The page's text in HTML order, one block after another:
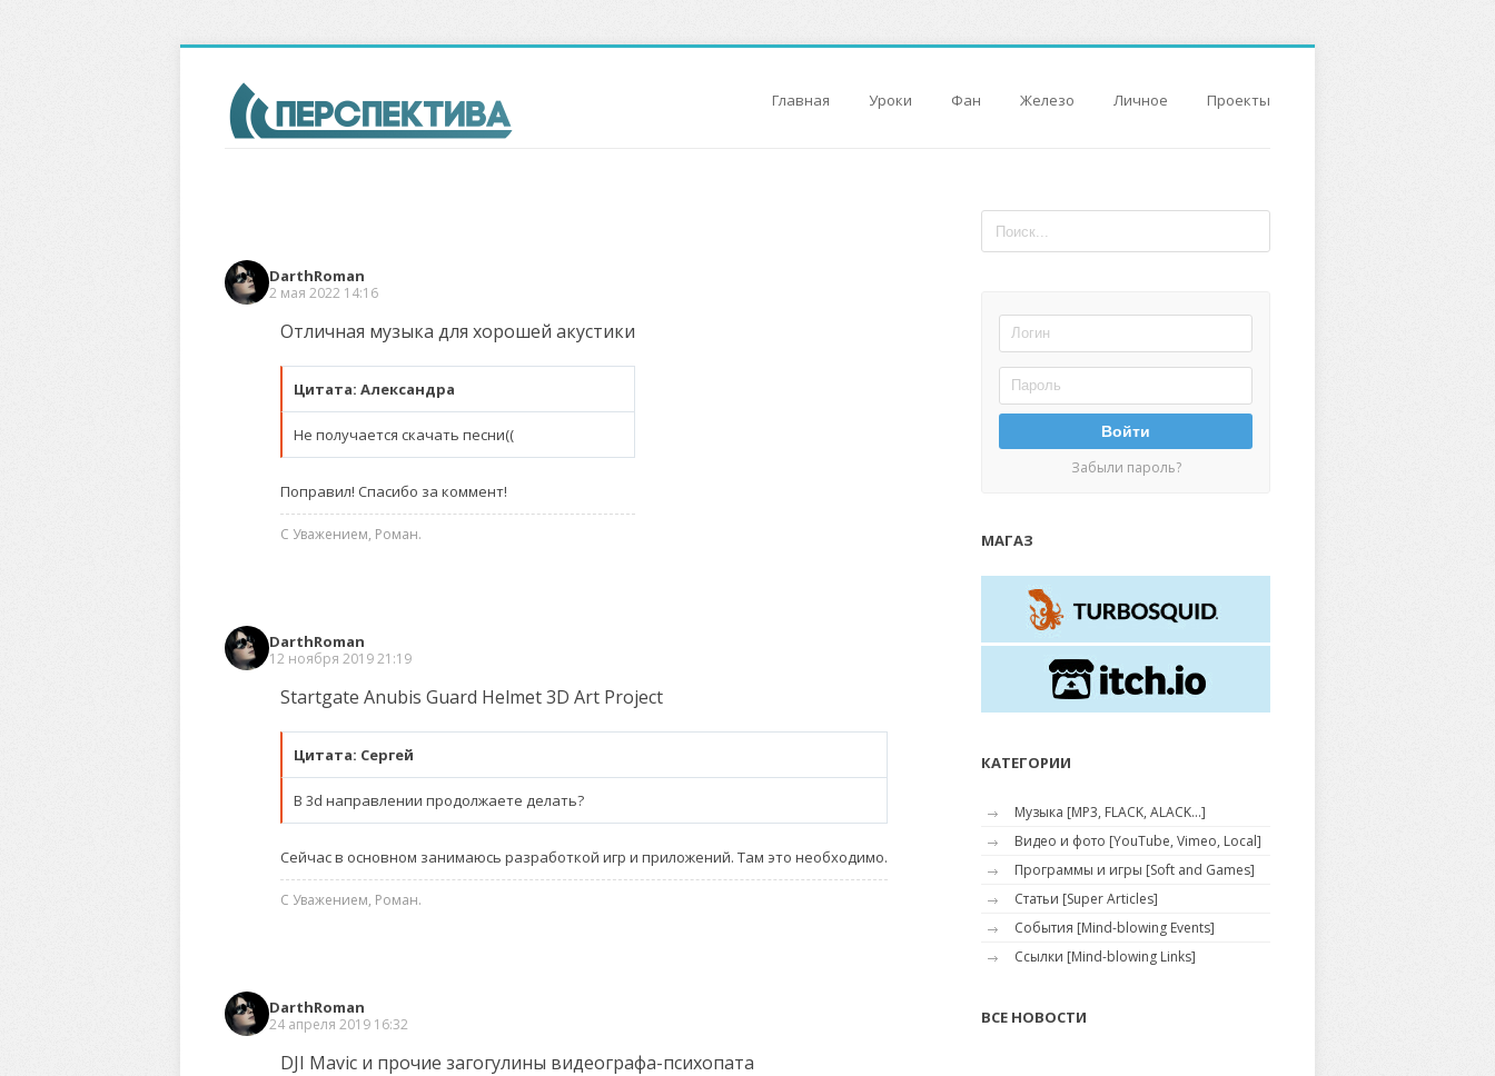
Главная Уроки Фан Железо Личное Проекты
DarthRoman
2 мая 2022 14:16
Отличная музыка для хорошей акустики
Цитата: Александра
Не получается скачать песни((
Поправил! Спасибо за коммент!
С Уважением, Роман.
DarthRoman
12 ноября 2019 21:19
Startgate Anubis Guard Helmet 3D Art Project
Цитата: Сергей
В 3d направлении продолжаете делать?
Сейчас в основном занимаюсь разработкой игр и приложений. Там это необходимо.
С Уважением, Роман.
DarthRoman
24 апреля 2019 16:32
DJI Mavic и прочие загогулины видеографа-психопата
Войти
Забыли пароль?
МАГАЗ
КАТЕГОРИИ
Музыка [MP3, FLACK, ALACK...]
Видео и фото [YouTube, Vimeo, Local]
Программы и игры [Soft and Games]
Статьи [Super Articles]
События [Mind-blowing Events]
Ссылки [Mind-blowing Links]
ВСЕ НОВОСТИ